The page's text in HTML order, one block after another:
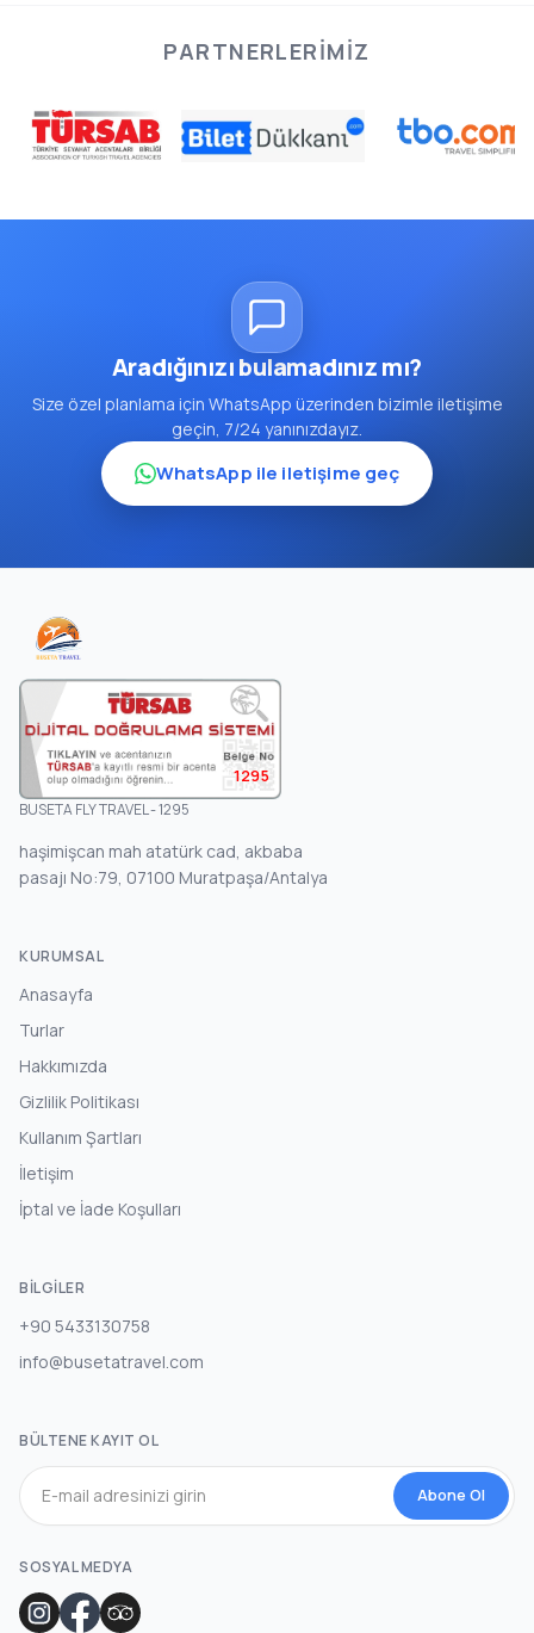
PARTNERLERIMIZ
Aradığınızı bulamadınız mı?
Size özel planlama için WhatsApp üzerinden bizimle iletişime
geçin, 7/24 yanınızdayız.
WhatsApp ile iletişime geç
1295
BUSETA FLY TRAVEL - 1295
haşimişcan mah atatürk cad, akbaba
pasajı No:79, 07100 Muratpaşa/Antalya
KURUMSAL
Anasayfa
Turlar
Hakkımızda
Gizlilik Politikası
Kullanım Şartları
İletişim
İptal ve İade Koşulları
BILGILER
+90 5433130758
info@busetatravel.com
BÜLTENE KAYIT OL
Abone Ol
SOSYAL MEDYA